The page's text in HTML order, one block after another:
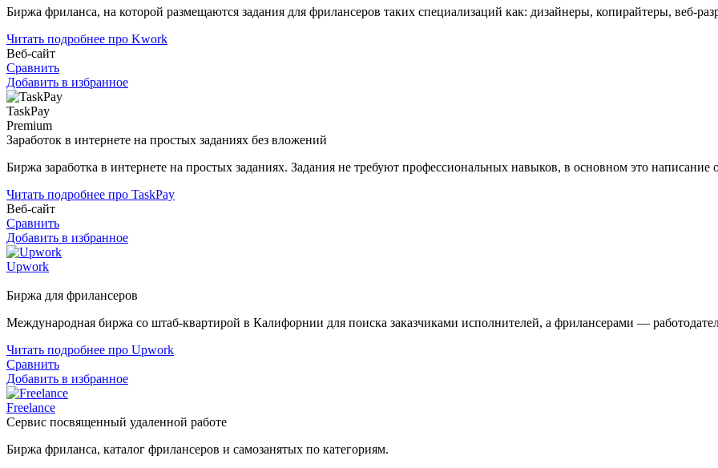
Биржа фриланса, на которой размещаются задания для фрилансеров таких специализаций как: дизайнеры, копирайтеры, веб-
Читать подробнее про Kwork
Веб-сайт
Сравнить
Добавить в избранное
TaskPay
Premium
Заработок в интернете на простых заданиях без вложений
Биржа заработка в интернете на простых заданиях. Задания не требуют профессиональных навыков, в основном это
Читать подробнее про TaskPay
Веб-сайт
Сравнить
Добавить в избранное
Upwork
Биржа для фрилансеров
Международная биржа со штаб-квартирой в Калифорнии для поиска заказчиками исполнителей, а фрилансерами —
Читать подробнее про Upwork
Сравнить
Добавить в избранное
Freelance
Сервис посвященный удаленной работе
Биржа фриланса, каталог фрилансеров и самозанятых по категориям.